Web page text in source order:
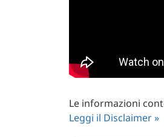
Le informazioni
Leggi il Disclaimer »